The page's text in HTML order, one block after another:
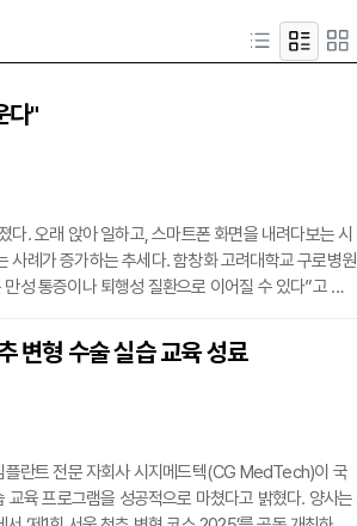
다"
. 오래 앉아 일하고, 스마트폰 화면을 내려다보는 시
사례가 증가하는 추세다. 함창화 고려대학교 구로병원
성 통증이나 퇴행성 질환으로 이어질 수 있다”고 설
에서 보면 완만한 S자 형태를 유지해야 하중을 고르
나타난다. 등이 과하게 둥글어지는 후만, 허리가 지
변형 수술 실습 교육 성료
란트 전문 자회사 시지메드텍(CG MedTech)이 국
육 프로그램을 성공적으로 마쳤다고 밝혔다. 양사는